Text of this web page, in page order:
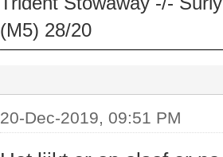
(M5) 28/20
20-Dec-2019, 09:51 PM